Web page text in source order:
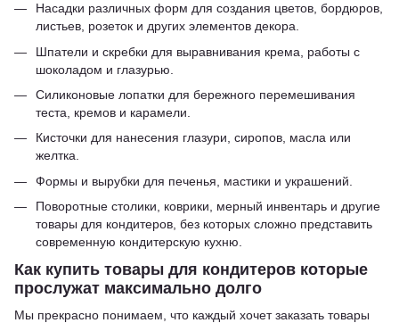
Насадки различных форм для создания цветов, бордюров,
листьев, розеток и других элементов декора.
Шпатели и скребки для выравнивания крема, работы с
шоколадом и глазурью.
Силиконовые лопатки для бережного перемешивания
теста, кремов и карамели.
Кисточки для нанесения глазури, сиропов, масла или
желтка.
Формы и вырубки для печенья, мастики и украшений.
Поворотные столики, коврики, мерный инвентарь и другие
товары для кондитеров, без которых сложно представить
современную кондитерскую кухню.
Как купить товары для кондитеров которые
прослужат максимально долго
Мы прекрасно понимаем, что каждый хочет заказать товары